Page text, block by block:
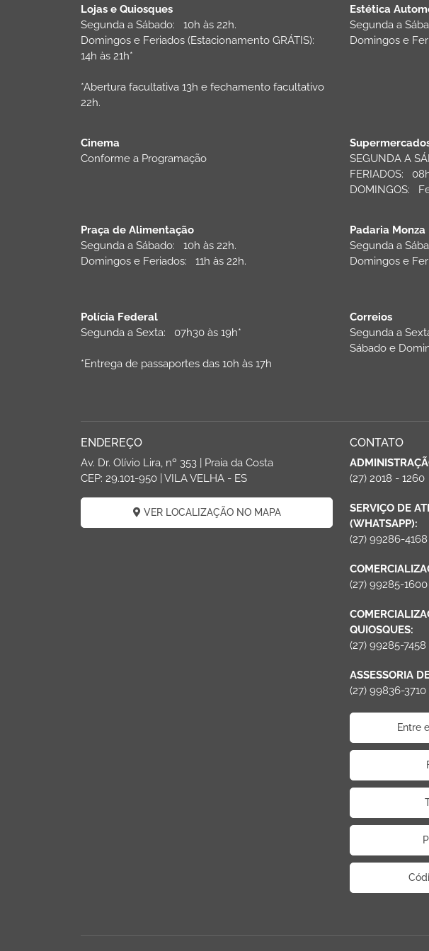
Lojas e Quiosques
Segunda a Sábado: 10h às 22h.
Domingos e Feriados (Estacionamento GRÁTIS):
14h às 21h*
*Abertura facultativa 13h e fechamento facultativo
22h.
Estética
Segunda a
Domingos e
Cinema
Conforme a Programação
SEGUNDA A
FERIADOS:
DOMINGOS:
Praça de Alimentação
Segunda a Sábado: 10h às 22h.
Domingos e Feriados: 11h às 22h.
Padaria Monza
Segunda a
Domingos e
Polícia Federal
Segunda a Sexta: 07h30 às 19h*
*Entrega de passaportes das 10h às 17h
Correios
Segunda a
Sábado e
ENDEREÇO
Av. Dr. Olívio Lira, nº 353 | Praia da Costa
CEP: 29.101-950 | VILA VELHA - ES
VER LOCALIZAÇÃO NO MAPA
CONTATO
(27) 2018 - 1260
SERVIÇO DE
(WHATSAPP):
(27) 99286-4168
(27) 99285-1600
QUIOSQUES:
(27) 99285-7458
ASSESSORIA
(27) 99836-3710
Entre